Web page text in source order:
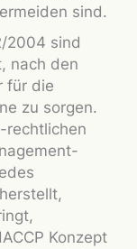
sind.
2004 sind
nach den
für die
zu sorgen.
rechtlichen
Konzept